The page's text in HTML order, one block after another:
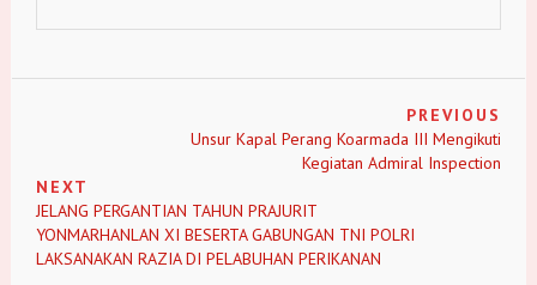
PREVIOUS
Unsur Kapal Perang Koarmada III Mengikuti
Kegiatan Admiral Inspection
NEXT
JELANG PERGANTIAN TAHUN PRAJURIT
YONMARHANLAN XI BESERTA GABUNGAN TNI POLRI
LAKSANAKAN RAZIA DI PELABUHAN PERIKANAN